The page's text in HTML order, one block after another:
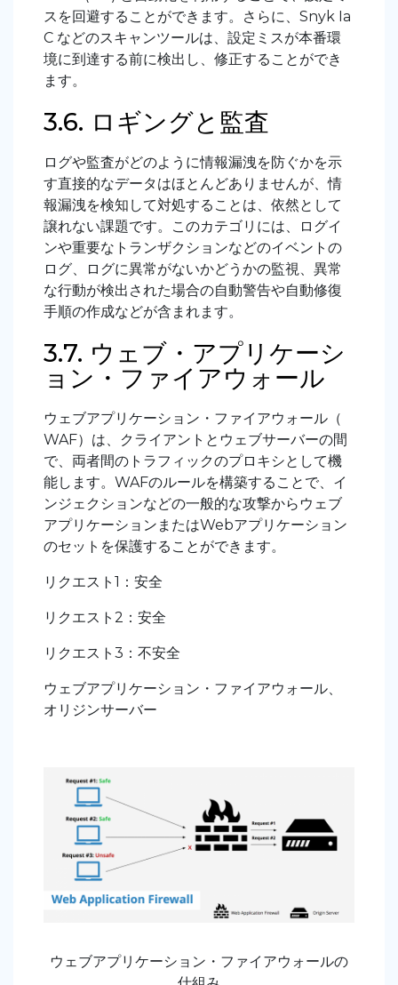
スを回避することができます。さらに、Snyk Ia
C などのスキャンツールは、設定ミスが本番環
境に到達する前に検出し、修正することができ
ます。
3.6. ロギングと監査
ログや監査がどのように情報漏洩を防ぐかを示
す直接的なデータはほとんどありませんが、情
報漏洩を検知して対処することは、依然として
譲れない課題です。このカテゴリには、ログイ
ンや重要なトランザクションなどのイベントの
ログ、ログに異常がないかどうかの監視、異常
な行動が検出された場合の自動警告や自動修復
手順の作成などが含まれます。
3.7. ウェブ・アプリケーシ
ョン・ファイアウォール
ウェブアプリケーション・ファイアウォール（
WAF）は、クライアントとウェブサーバーの間
で、両者間のトラフィックのプロキシとして機
能します。WAFのルールを構築することで、イ
ンジェクションなどの一般的な攻撃からウェブ
アプリケーションまたはWebアプリケーション
のセットを保護することができます。
リクエスト1：安全
リクエスト2：安全
リクエスト3：不安全
ウェブアプリケーション・ファイアウォール、
オリジンサーバー
ウェブアプリケーション・ファイアウォールの